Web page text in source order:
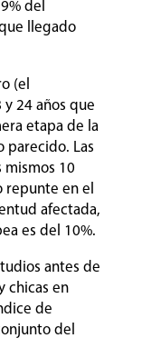
del
llegado
(el
24 años que
etapa de la
parecido. Las
mismos 10
repunte en el
afectada,
es del 10%.
antes de
chicas en
de
del